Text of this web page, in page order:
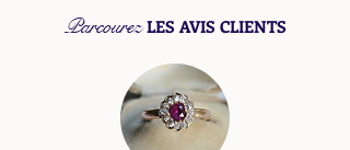
Parcourez LES AVIS CLIENTS